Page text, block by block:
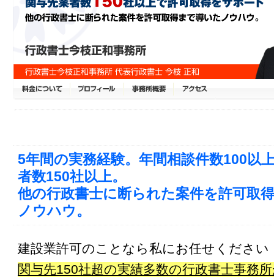
5年間の実務経験。年間相談件数100以
者数150社以上。
他の行政書士に断られた案件を許可取
ノウハウ。
建設業許可のことなら私にお任せください
関与先150社超の実績多数の行政書士事務